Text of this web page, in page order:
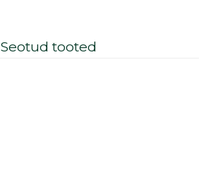
Seotud tooted